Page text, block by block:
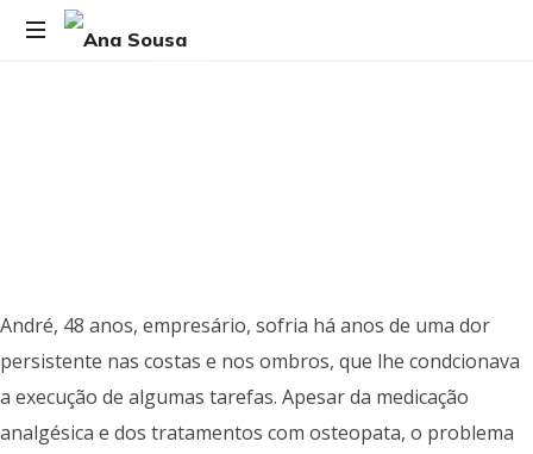
André, 48 anos, empresário, sofria há anos de uma dor
persistente nas costas e nos ombros, que lhe condcionava
a execução de algumas tarefas. Apesar da medicação
analgésica e dos tratamentos com osteopata, o problema